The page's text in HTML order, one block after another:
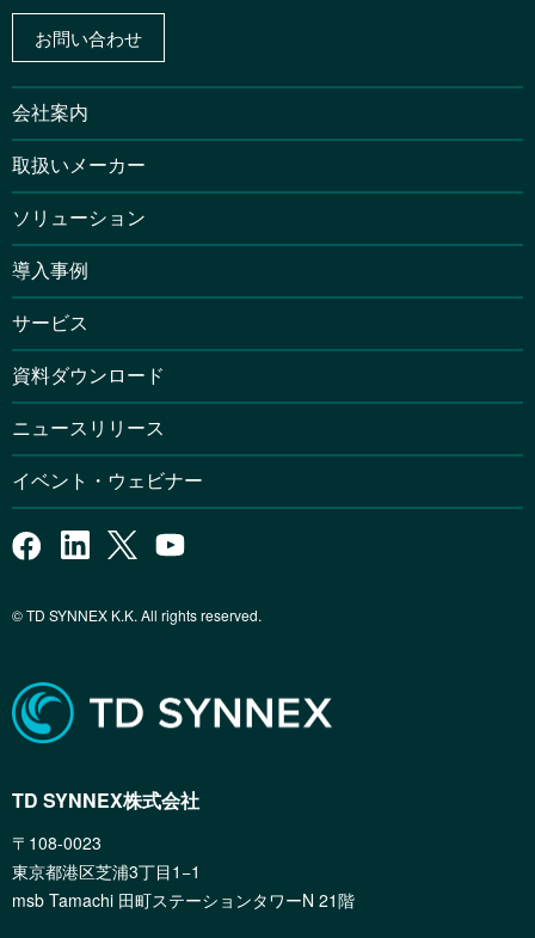
お問い合わせ
会社案内
取扱いメーカー
ソリューション
導入事例
サービス
資料ダウンロード
ニュースリリース
イベント・ウェビナー
© TD SYNNEX K.K. All rights reserved.
TD SYNNEX株式会社
〒108-0023
東京都港区芝浦3丁目1−1
msb Tamachi 田町ステーションタワーN 21階